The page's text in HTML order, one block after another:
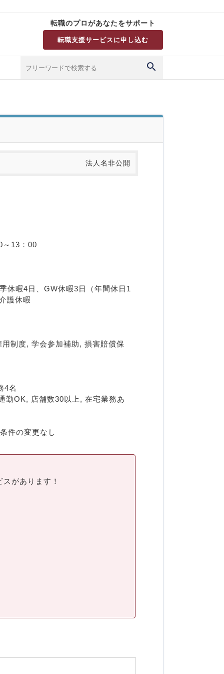
転職のプロがあなたをサポート
転職支援サービスに申し込む
法人名非公開
～13：00
休暇4日、GW休暇3日（年間休日1
護休暇
制度, 学会参加補助, 損害賠償保
4名
勤OK, 店舗数30以上, 在宅業務あ
件の変更なし
があります！